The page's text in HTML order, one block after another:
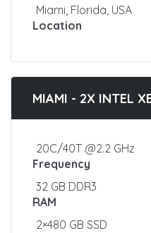
Miami, Florida, USA
Location
MIAMI - 2X INTEL
20C/40T @2.2 GHz
Frequency
32 GB DDR3
RAM
2×480 GB SSD